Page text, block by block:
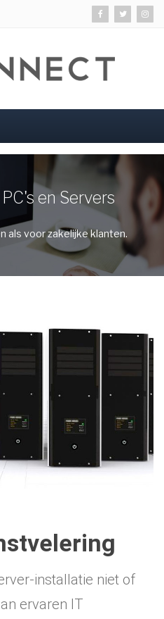
en Servers
als voor zakelijke klanten.
installatie niet of
ervaren IT